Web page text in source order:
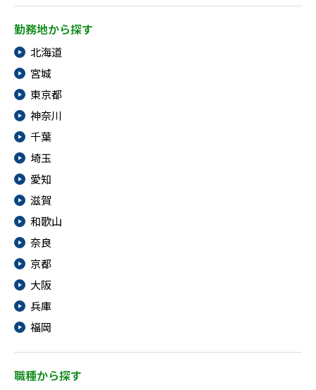
勤務地から探す
北海道
宮城
東京都
神奈川
千葉
埼玉
愛知
滋賀
和歌山
奈良
京都
大阪
兵庫
福岡
職種から探す